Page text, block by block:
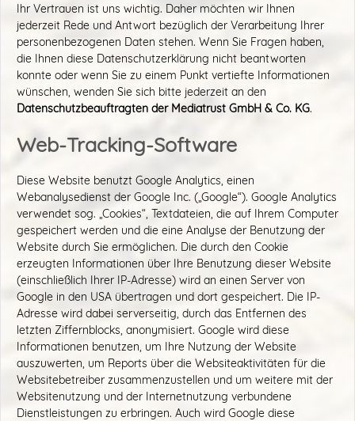
Ihr Vertrauen ist uns wichtig. Daher möchten wir Ihnen
jederzeit Rede und Antwort bezüglich der Verarbeitung Ihrer
personenbezogenen Daten stehen. Wenn Sie Fragen haben,
die Ihnen diese Datenschutzerklärung nicht beantworten
konnte oder wenn Sie zu einem Punkt vertiefte Informationen
wünschen, wenden Sie sich bitte jederzeit an den
Datenschutzbeauftragten der Mediatrust GmbH & Co. KG.
Web-Tracking-Software
Diese Website benutzt Google Analytics, einen
Webanalysedienst der Google Inc. („Google“). Google Analytics
verwendet sog. „Cookies“, Textdateien, die auf Ihrem Computer
gespeichert werden und die eine Analyse der Benutzung der
Website durch Sie ermöglichen. Die durch den Cookie
erzeugten Informationen über Ihre Benutzung dieser Website
(einschließlich Ihrer IP-Adresse) wird an einen Server von
Google in den USA übertragen und dort gespeichert. Die IP-
Adresse wird dabei serverseitig, durch das Entfernen des
letzten Ziffernblocks, anonymisiert. Google wird diese
Informationen benutzen, um Ihre Nutzung der Website
auszuwerten, um Reports über die Websiteaktivitäten für die
Websitebetreiber zusammenzustellen und um weitere mit der
Websitenutzung und der Internetnutzung verbundene
Dienstleistungen zu erbringen. Auch wird Google diese